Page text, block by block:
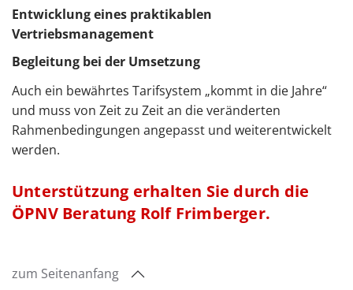
Entwicklung eines praktikablen
Vertriebsmanagement
Begleitung bei der Umsetzung
Auch ein bewährtes Tarifsystem „kommt in die Jahre“
und muss von Zeit zu Zeit an die veränderten
Rahmenbedingungen angepasst und weiterentwickelt
werden.
Unterstützung erhalten Sie durch die
ÖPNV Beratung Rolf Frimberger.
zum Seitenanfang